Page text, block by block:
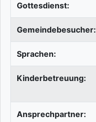
Gottesdienst:
Gemeindebesucher:
Sprachen:
Kinderbetreuung:
Ansprechpartner: